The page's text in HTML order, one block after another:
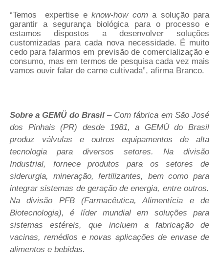
“Temos expertise e know-how com a solução para
garantir a segurança biológica para o processo e
estamos dispostos a desenvolver soluções
customizadas para cada nova necessidade. É muito
cedo para falarmos em previsão de comercialização e
consumo, mas em termos de pesquisa cada vez mais
vamos ouvir falar de carne cultivada”, afirma Branco.
Sobre a GEMÜ do Brasil– Com fábrica em São José
dos Pinhais (PR) desde 1981, a GEMÜ do Brasil
produz válvulas e outros equipamentos de alta
tecnologia para diversos setores. Na divisão
Industrial, fornece produtos para os setores de
siderurgia, mineração, fertilizantes, bem como para
integrar sistemas de geração de energia, entre outros.
Na divisão PFB (Farmacêutica, Alimentícia e de
Biotecnologia), é líder mundial em soluções para
sistemas estéreis, que incluem a fabricação de
vacinas, remédios e novas aplicações de envase de
alimentos e bebidas.